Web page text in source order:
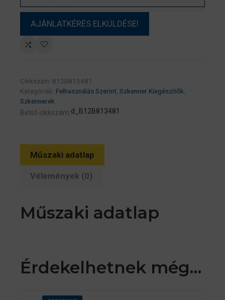
Cikkszám: B12B813481
Kategóriák: Felhasználás Szerint, Szkenner Kiegészítők,
Szkennerek
Belső cikkszám:d_B12B813481
Műszaki adatlap
Vélemények (0)
Műszaki adatlap
Érdekelhetnek még…